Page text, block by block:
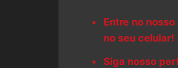
Entre no
no seu celular!
Siga nosso